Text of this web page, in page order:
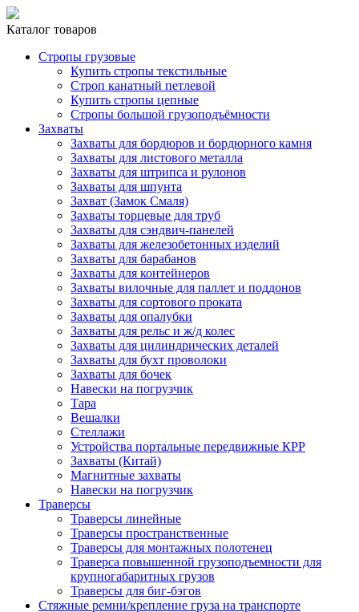
Каталог товаров
Стропы грузовые
Купить стропы текстильные
Строп канатный петлевой
Купить стропы цепные
Стропы большой грузоподъёмности
Захваты
Захваты для бордюров и бордюрного камня
Захваты для листового металла
Захваты для штрипса и рулонов
Захваты для шпунта
Захват (Замок Смаля)
Захваты торцевые для труб
Захваты для сэндвич-панелей
Захваты для железобетонных изделий
Захваты для барабанов
Захваты для контейнеров
Захваты вилочные для паллет и поддонов
Захваты для сортового проката
Захваты для опалубки
Захваты для рельс и ж/д колес
Захваты для цилиндрических деталей
Захваты для бухт проволоки
Захваты для бочек
Навески на погрузчик
Тара
Вешалки
Стеллажи
Устройства портальные передвижные КРР
Захваты (Китай)
Магнитные захваты
Навески на погрузчик
Траверсы
Траверсы линейные
Траверсы пространственные
Траверсы для монтажных полотенец
Траверса повышенной грузоподъемности для
крупногабаритных грузов
Траверсы для биг-бэгов
Стяжные ремни/крепление груза на транспорте